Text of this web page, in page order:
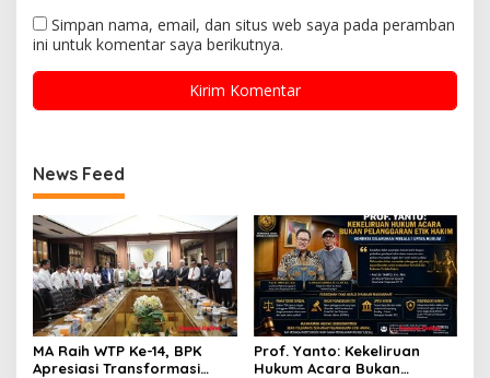
Simpan nama, email, dan situs web saya pada peramban
ini untuk komentar saya berikutnya.
News Feed
MA Raih WTP Ke-14, BPK
Apresiasi Transformasi
Prof. Yanto: Kekeliruan
Hukum Acara Bukan